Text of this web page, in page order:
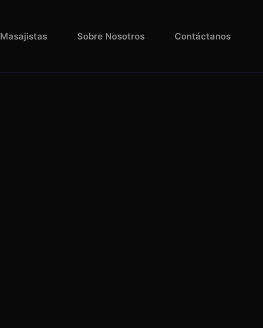
Masajistas Sobre Nosotros Contáctanos